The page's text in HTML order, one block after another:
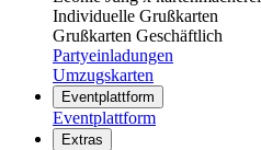
Individuelle Grußkarten
Grußkarten Geschäftlich
Partyeinladungen
Umzugskarten
Eventplattform
Eventplattform
Extras